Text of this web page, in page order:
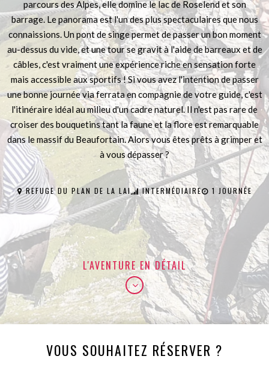
parcours des Alpes, elle domine le lac de Roselend et son
barrage. Le panorama est l'un des plus spectaculaires que nous
connaissions. Un pont de singe permet de passer un bon moment
au-dessus du vide, et une tour se gravit à l'aide de barreaux et de
câbles, c'est vraiment une expérience riche en sensation forte
mais accessible aux sportifs ! Si vous avez l'intention de passer
une bonne journée via ferrata en compagnie de votre guide, c'est
l'itinéraire idéal au milieu d'un cadre naturel. Il n'est pas rare de
croiser des bouquetins tant la faune et la flore est remarquable
dans le massif du Beaufortain. Alors vous êtes prêts à grimper et
à vous dépasser ?
REFUGE DU PLAN DE LA LAI INTERMÉDIAIRE 1 JOURNÉE
L'AVENTURE EN DÉTAIL
VOUS SOUHAITEZ RÉSERVER ?